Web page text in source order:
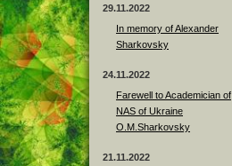
29.11.2022
In memory of Alexander
Sharkovsky
24.11.2022
Farewell to Academician of
NAS of Ukraine
O.M.Sharkovsky
21.11.2022